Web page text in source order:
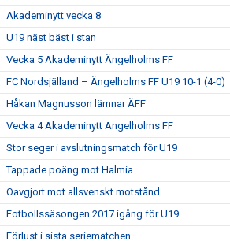
Akademinytt vecka 8
U19 näst bäst i stan
Vecka 5 Akademinytt Ängelholms FF
FC Nordsjälland – Ängelholms FF U19 10-1 (4-0)
Håkan Magnusson lämnar ÄFF
Vecka 4 Akademinytt Ängelholms FF
Stor seger i avslutningsmatch för U19
Tappade poäng mot Halmia
Oavgjort mot allsvenskt motstånd
Fotbollssäsongen 2017 igång för U19
Förlust i sista seriematchen